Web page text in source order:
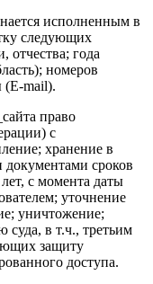
исполненным в
следующих
года
номеров
(E-mail).
право
с
хранение в
сроков
с момента даты
уточнение
уничтожение;
суда, в т.ч., третьим
защиту
доступа.